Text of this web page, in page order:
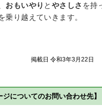
おもいやり と やさしさ を持
乗り越えていきます。
掲載日 令和3年3月22日
ジについてのお問い合わせ先】